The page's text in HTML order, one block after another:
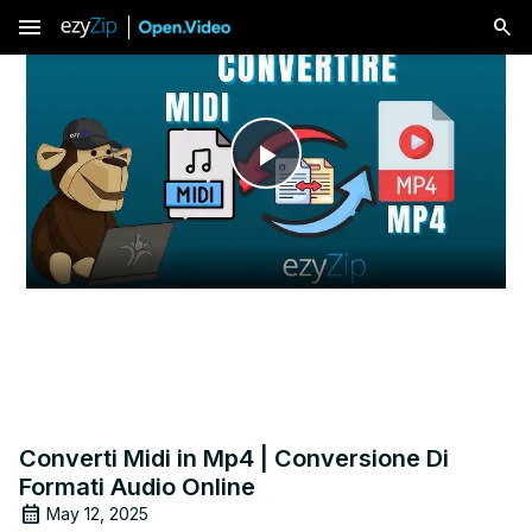
menu
Play
Video
Converti Midi in Mp4 | Conversione Di
Formati Audio Online
May 12, 2025